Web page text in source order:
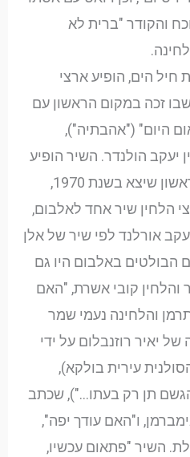
והקודר "ברית לא
בלהקת חיל הים, הופיע ארצי
זכה במקום הראשון עם
היום" ("אהבתיה"),
הולנדר. השיר הופיע
בעיבוד שונה באלבומו הראשון שיצא בשנת 1970,
הלחין שיר אחד לאלבום,
אורלנד לפי שיר של אלן
הבולטים באלבום היו גם
והלחין קובי אשרת, "האם
והלחינה נעמי שמר
יאיר רוזנבלום על ידי
עירית בולקא),
תן רק בעתו…"), שכתב
ו"האם עודך יפה",
השיר "פתאום עכשיו,